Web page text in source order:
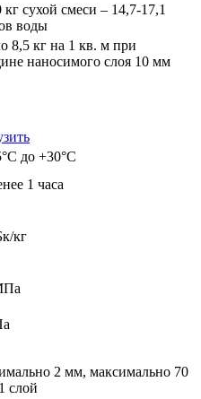
кг сухой смеси – 14,7-17,1
воды
8,5 кг на 1 кв. м при
наносимого слоя 10 мм
до +30°С
1 часа
кг
2 мм, максимально 70
слой